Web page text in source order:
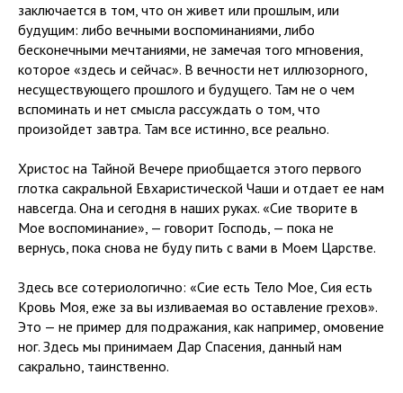
заключается в том, что он живет или прошлым, или
будущим: либо вечными воспоминаниями, либо
бесконечными мечтаниями, не замечая того мгновения,
которое «здесь и сейчас». В вечности нет иллюзорного,
несуществующего прошлого и будущего. Там не о чем
вспоминать и нет смысла рассуждать о том, что
произойдет завтра. Там все истинно, все реально.
Христос на Тайной Вечере приобщается этого первого
глотка сакральной Евхаристической Чаши и отдает ее нам
навсегда. Она и сегодня в наших руках. «Сие творите в
Мое воспоминание», — говорит Господь, — пока не
вернусь, пока снова не буду пить с вами в Моем Царстве.
Здесь все сотериологично: «Сие есть Тело Мое, Сия есть
Кровь Моя, еже за вы изливаемая во оставление грехов».
Это — не пример для подражания, как например, омовение
ног. Здесь мы принимаем Дар Спасения, данный нам
сакрально, таинственно.